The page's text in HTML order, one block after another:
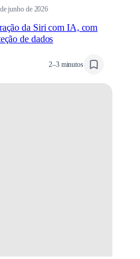
junho de 2026
da Siri com IA, com
de dados
2–3 minutos